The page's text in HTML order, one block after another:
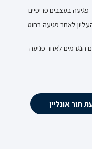
בעצבים פריפיים
לאחר פגיעה בחוט
הנגרמים לאחר פגיעה
תור אונליין